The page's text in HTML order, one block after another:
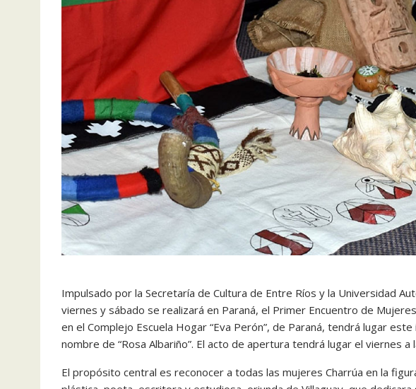
Impulsado por la Secretaría de Cultura de Entre Ríos y la Universidad
viernes y sábado se realizará en Paraná, el Primer Encuentro de
en el Complejo Escuela Hogar “Eva Perón”, de Paraná, tendrá lugar
nombre de “Rosa Albariño”. El acto de apertura tendrá lugar el viernes a
El propósito central es reconocer a todas las mujeres Charrúa en la